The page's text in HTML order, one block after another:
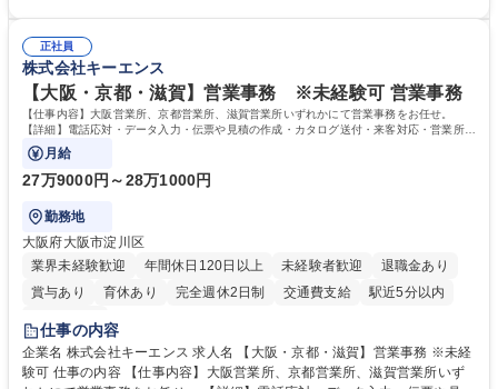
業務をお任せします。残業も基本的には発生せず、ご自身のペースで業務
を進めやすく定着率の高い環境です。 募集職種 東京【経理・総務】週1日
出社程度のリモート中心/残業基本無/独立系ファーム
【働き方について】現在は週4日程度の在宅勤務を実施しており、ワーク
ライフバランスを重視する方に最適な環境です（フルリモートも面接で相
談可）。【求める人物像】幅広いバックオフィス業務に柔軟に対応でき、
社内外と円滑にコミュニケーションを取りながら業務を推進できる方 学
歴・資格 学歴：大学院 大学 高専 短大 専修学校 高校 語学力： 資格：
正社員
株式会社キーエンス
【大阪・京都・滋賀】営業事務 ※未経験可 営業事務
【仕事内容】大阪営業所、京都営業所、滋賀営業所いずれかにて営業事務をお任せ。
【詳細】電話応対・データ入力・伝票や見積の作成・カタログ送付・来客対応・営業所内
で発生する事務業務や業務改善をお任せ。
月給
27万9000円～28万1000円
勤務地
大阪府大阪市淀川区
業界未経験歓迎
年間休日120日以上 未経験者歓迎
退職金あり
賞与あり
育休あり 完全週休2日制 交通費支給
駅近5分以内
土日祝休み
仕事の内容
企業名 株式会社キーエンス 求人名 【大阪・京都・滋賀】営業事務 ※未経
験可 仕事の内容 【仕事内容】大阪営業所、京都営業所、滋賀営業所いず